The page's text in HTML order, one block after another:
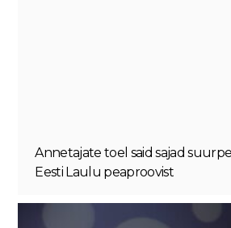
Annetajate toel said sajad
Eesti Laulu peaproovist